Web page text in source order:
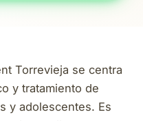
Torrevieja se centra
y tratamiento de
y adolescentes. Es